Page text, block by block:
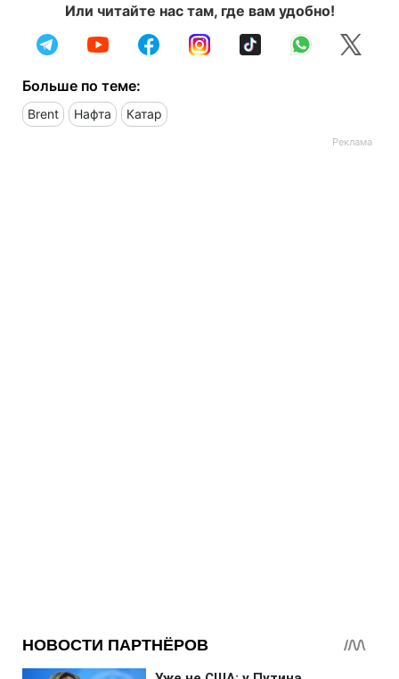
Или читайте нас там, где вам удобно!
Больше по теме:
Brent Нафта Катар